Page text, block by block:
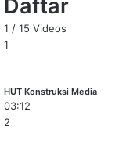
Daftar
1 / 15 Videos
1
HUT Konstruksi Media
03:12
2